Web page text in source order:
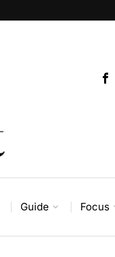
Guide Focus